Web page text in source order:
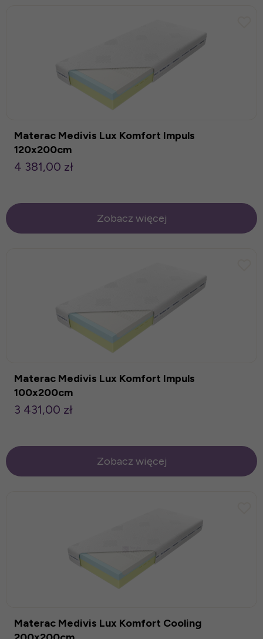
Materac Medivis Lux Komfort Impuls
120x200cm
4 381,00 zł
Zobacz więcej
Materac Medivis Lux Komfort Impuls
100x200cm
3 431,00 zł
Zobacz więcej
Materac Medivis Lux Komfort Cooling